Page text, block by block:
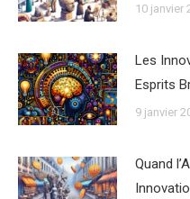
10 janvier
Les
Esprits
9 janvier
Quand